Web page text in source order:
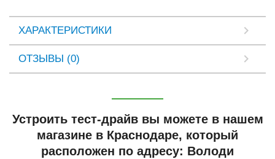
ХАРАКТЕРИСТИКИ
ОТЗЫВЫ (0)
Устроить тест-драйв вы можете в нашем
магазине в Краснодаре, который
расположен по адресу: Володи